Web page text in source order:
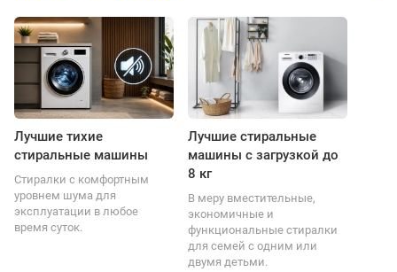
Лучшие тихие
стиральные машины
Стиралки с комфортным
уровнем шума для
эксплуатации в любое
время суток.
Лучшие стиральные
машины с загрузкой до
8 кг
В меру вместительные,
экономичные и
функциональные стиралки
для семей с одним или
двумя детьми.